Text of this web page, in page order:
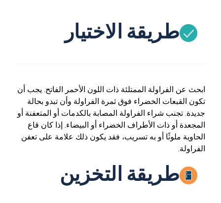
طريقة الاختيار
ابحث عن الفراولة الممتلئة ذات اللون الأحمر الفاتح. يجب أن
تكون القبعات الخضراء فوق ثمرة الفراولة وأن تبدو بحالة
جديدة. تجنب شراء الفراولة المصابة بالكدمات أو المتعفنة أو
المجعدة أو ذات الأطراف الخضراء أو البيضاء. إذا كان قاع
الحاوية ملوثًا أو به تسريب، فقد يكون ذلك علامة على تعفن
الفراولة.
طريقة التخزين